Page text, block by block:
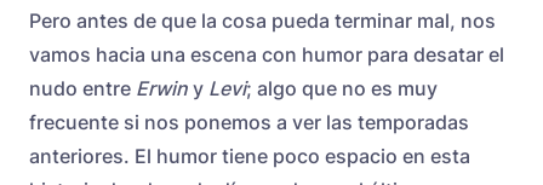
Pero antes de que la cosa pueda terminar mal, nos
vamos hacia una escena con humor para desatar el
nudo entre Erwin y Levi; algo que no es muy
frecuente si nos ponemos a ver las temporadas
anteriores. El humor tiene poco espacio en esta